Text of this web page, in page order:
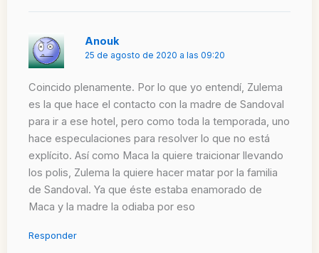
Anouk
25 de agosto de 2020 a las 09:20
Coincido plenamente. Por lo que yo entendí, Zulema
es la que hace el contacto con la madre de Sandoval
para ir a ese hotel, pero como toda la temporada, uno
hace especulaciones para resolver lo que no está
explícito. Así como Maca la quiere traicionar llevando
los polis, Zulema la quiere hacer matar por la familia
de Sandoval. Ya que éste estaba enamorado de
Maca y la madre la odiaba por eso
Responder